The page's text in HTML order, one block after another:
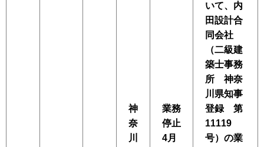
神
奈
川
業務
停止
4月
いて、内
田設計合
同会社
（二級建
築士事務
所 神奈
川県知事
登録 第
11119
号）の業